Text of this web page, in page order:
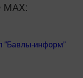
MАХ:
"Бавлы-информ"